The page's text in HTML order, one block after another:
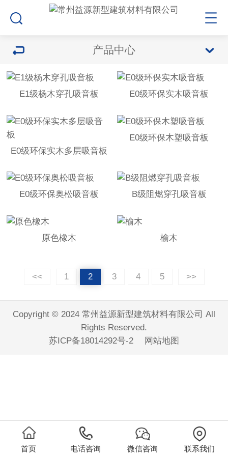
产品中心
E1级杨木穿孔吸音板 E0级环保实木吸音板
E0级环保实木多层吸音板
E0级环保木塑吸音板
E0级环保奥松吸音板 B级阻燃穿孔吸音板
原色橡木 榆木
<< 1 2 3 4 5 >>
Copyright © 2024 常州益源新型建筑材料有限公司 All
Rights Reserved.
苏ICP备18014292号-2
网站地图
首页 电话咨询 微信咨询 联系我们